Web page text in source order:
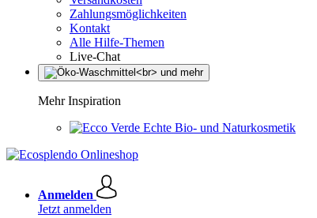
Zahlungsmöglichkeiten
Kontakt
Alle Hilfe-Themen
Live-Chat
Mehr Inspiration
Echte Bio- und Naturkosmetik
Anmelden
Jetzt anmelden